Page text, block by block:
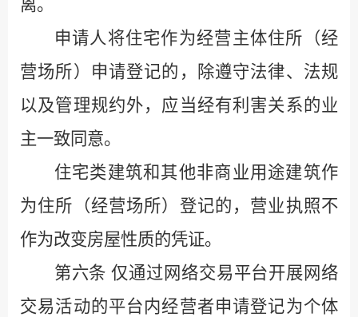
离。
申请人将住宅作为经营主体住所（经
营场所）申请登记的，除遵守法律、法规
以及管理规约外，应当经有利害关系的业
主一致同意。
住宅类建筑和其他非商业用途建筑作
为住所（经营场所）登记的，营业执照不
作为改变房屋性质的凭证。
第六条 仅通过网络交易平台开展网络
交易活动的平台内经营者申请登记为个体